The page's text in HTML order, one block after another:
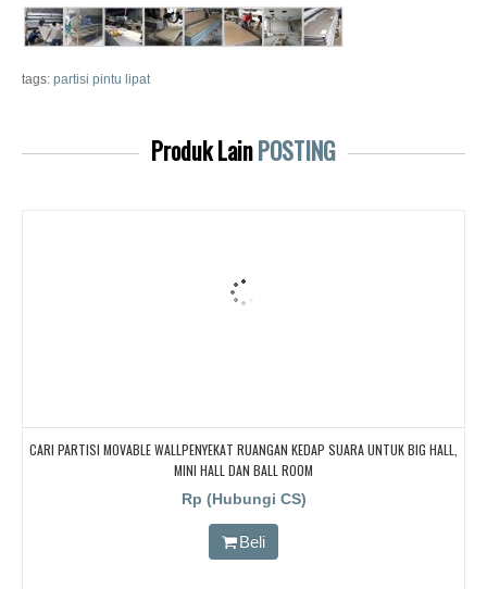
tags: partisi pintu lipat
Produk LainPOSTING
CARI PARTISI MOVABLE WALLPENYEKAT RUANGAN KEDAP SUARA UNTUK BIG HALL,
MINI HALL DAN BALL ROOM
Rp (Hubungi CS)
Beli